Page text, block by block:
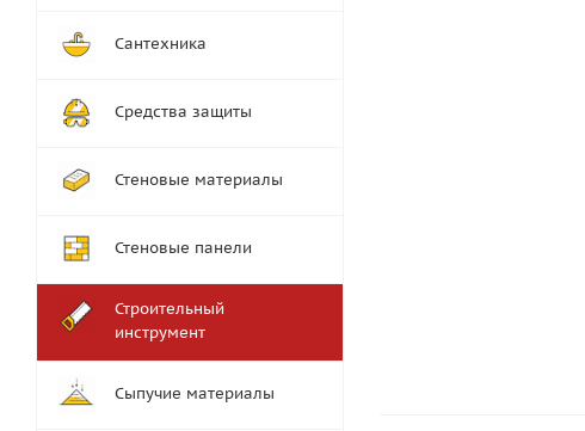
Сантехника
Средства защиты
Стеновые материалы
Стеновые панели
Строительный
инструмент
Сыпучие материалы